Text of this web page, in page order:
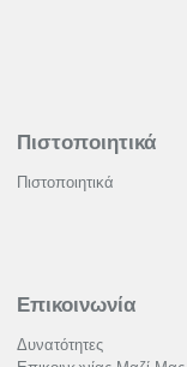
Πιστοποιητικά
Πιστοποιητικά
Επικοινωνία
Δυνατότητες